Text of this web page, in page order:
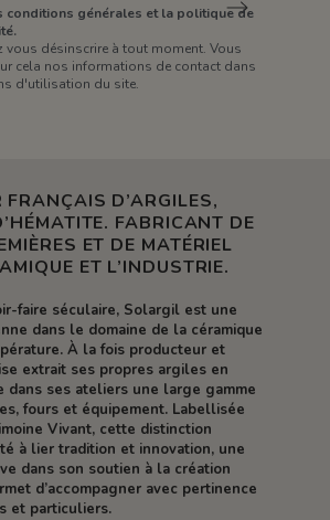
conditions générales et la politique de
vous désinscrire à tout moment. Vous
cela nos informations de contact dans
d'utilisation du site.
FRANÇAIS D’ARGILES,
FABRICANT DE
ET DE MATÉRIEL
ET L’INDUSTRIE.
faire séculaire, Solargil est une
dans le domaine de la céramique
À la fois producteur et
extrait ses propres argiles en
dans ses ateliers une large gamme
fours et équipement. Labellisée
Vivant, cette distinction
à lier tradition et innovation, une
dans son soutien à la création
d’accompagner avec pertinence
et particuliers.